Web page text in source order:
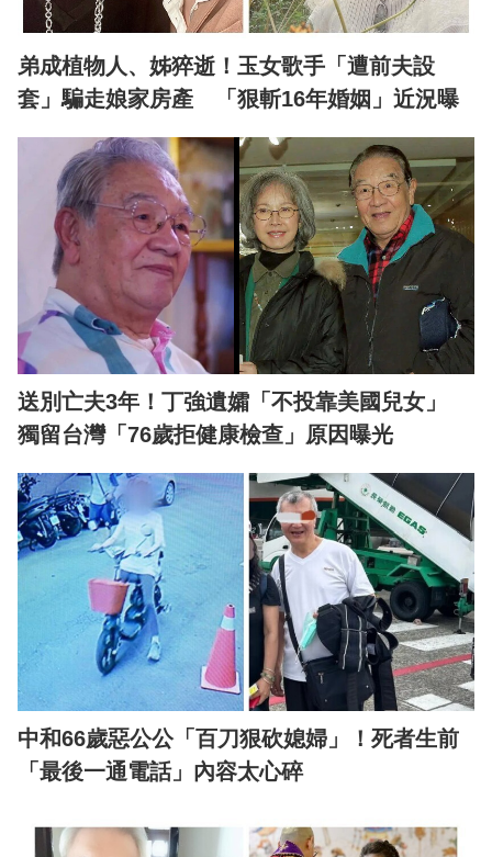
弟成植物人、姊猝逝！玉女歌手「遭前夫設
套」騙走娘家房產 「狠斬16年婚姻」近況曝
送別亡夫3年！丁強遺孀「不投靠美國兒女」
獨留台灣「76歲拒健康檢查」原因曝光
中和66歲惡公公「百刀狠砍媳婦」！死者生前
「最後一通電話」內容太心碎